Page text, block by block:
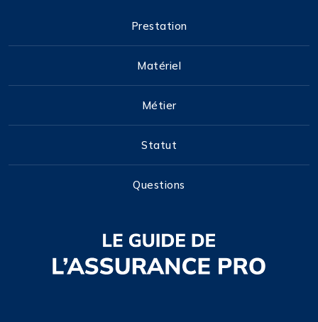
Prestation
Matériel
Métier
Statut
Questions